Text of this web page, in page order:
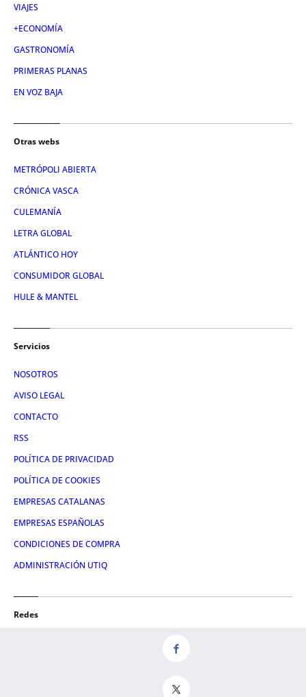
VIAJES
+ECONOMÍA
GASTRONOMÍA
PRIMERAS PLANAS
EN VOZ BAJA
Otras webs
METRÓPOLI ABIERTA
CRÓNICA VASCA
CULEMANÍA
LETRA GLOBAL
ATLÁNTICO HOY
CONSUMIDOR GLOBAL
HULE & MANTEL
Servicios
NOSOTROS
AVISO LEGAL
CONTACTO
RSS
POLÍTICA DE PRIVACIDAD
POLÍTICA DE COOKIES
EMPRESAS CATALANAS
EMPRESAS ESPAÑOLAS
CONDICIONES DE COMPRA
ADMINISTRACIÓN UTIQ
Redes